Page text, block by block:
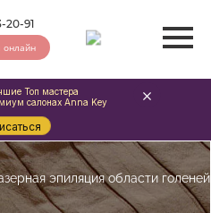
20-91
онлайн
эпиляция области голеней
Топ мастера
салонах Anna Key